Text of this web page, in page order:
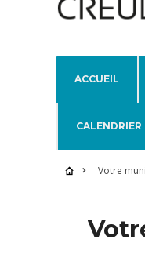
ACCUEIL
Votre